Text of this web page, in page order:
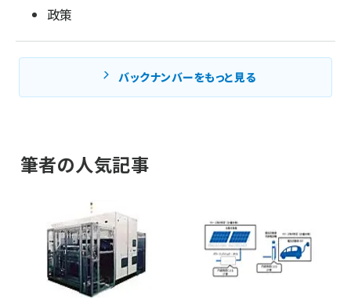
政策
バックナンバーをもっと見る
筆者の人気記事